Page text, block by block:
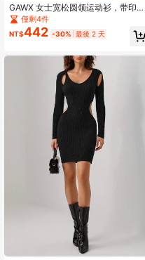
GAWX 女士宽松圆领运动衫，带印花
The Artist Lifestyle，100% 纯棉，适
合度假、休假、春季、节日、健身、
伊比沙岛装扮、西方服饰
僅剩4件
NT$442 -30% 最後 2 天